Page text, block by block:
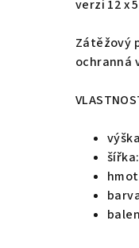
verzi 12 x
Zátěžový
ochranná